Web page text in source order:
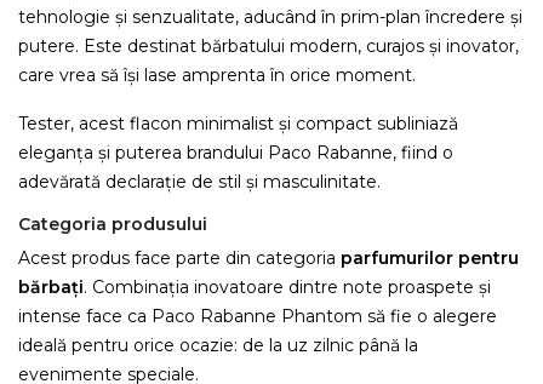
tehnologie și senzualitate, aducând în prim-plan încredere și
putere. Este destinat bărbatului modern, curajos și inovator,
care vrea să își lase amprenta în orice moment.
Tester, acest flacon minimalist și compact subliniază
eleganța și puterea brandului Paco Rabanne, fiind o
adevărată declarație de stil și masculinitate.
Categoria produsului
Acest produs face parte din categoria parfumurilor pentru
bărbați. Combinația inovatoare dintre note proaspete și
intense face ca Paco Rabanne Phantom să fie o alegere
ideală pentru orice ocazie: de la uz zilnic până la
evenimente speciale.